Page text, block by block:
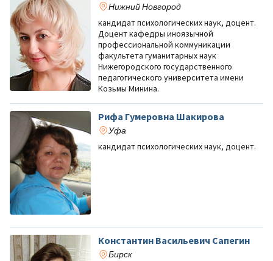
Нижний Новгород
кандидат психологических наук, доцент.
Доцент кафедры иноязычной
профессиональной коммуникации
факультета гуманитарных наук
Нижегородского государственного
педагогического университета имени
Козьмы Минина.
Рифа Гумеровна Шакирова
Уфа
кандидат психологических наук, доцент.
Константин Васильевич Сапегин
Бирск